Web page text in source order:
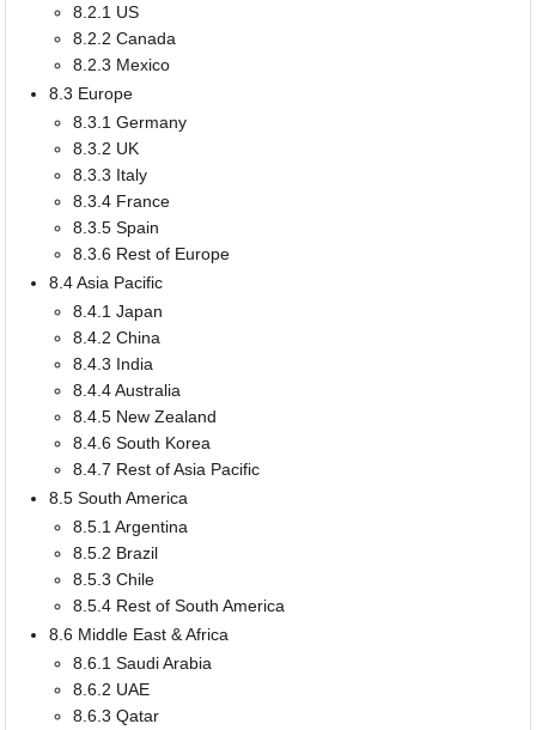
8.2.1 US
8.2.2 Canada
8.2.3 Mexico
8.3 Europe
8.3.1 Germany
8.3.2 UK
8.3.3 Italy
8.3.4 France
8.3.5 Spain
8.3.6 Rest of Europe
8.4 Asia Pacific
8.4.1 Japan
8.4.2 China
8.4.3 India
8.4.4 Australia
8.4.5 New Zealand
8.4.6 South Korea
8.4.7 Rest of Asia Pacific
8.5 South America
8.5.1 Argentina
8.5.2 Brazil
8.5.3 Chile
8.5.4 Rest of South America
8.6 Middle East & Africa
8.6.1 Saudi Arabia
8.6.2 UAE
8.6.3 Qatar